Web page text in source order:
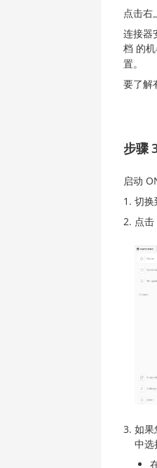
点击右
连接器
档 的
置。
要了解
步骤
启动
切
点
如
中